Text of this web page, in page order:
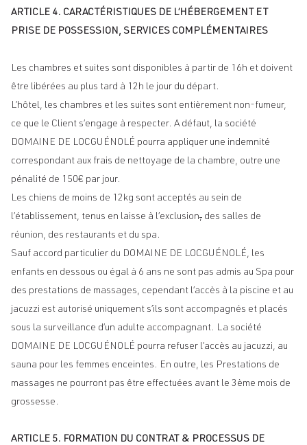
ARTICLE 4. CARACTÉRISTIQUES DE L’HÉBERGEMENT ET
PRISE DE POSSESSION, SERVICES COMPLÉMENTAIRES
Les chambres et suites sont disponibles à partir de 16h et doivent
être libérées au plus tard à 12h le jour du départ.
L’hôtel, les chambres et les suites sont entièrement non-fumeur,
ce que le Client s’engage à respecter. A défaut, la société
DOMAINE DE LOCGUÉNOLÉ pourra appliquer une indemnité
correspondant aux frais de nettoyage de la chambre, outre une
pénalité de 150€ par jour.
Les chiens de moins de 12kg sont acceptés au sein de
l’établissement, tenus en laisse à l’exclusion, des salles de
réunion, des restaurants et du spa.
Sauf accord particulier du DOMAINE DE LOCGUÉNOLÉ, les
enfants en dessous ou égal à 6 ans ne sont pas admis au Spa pour
des prestations de massages, cependant l’accès à la piscine et au
jacuzzi est autorisé uniquement s’ils sont accompagnés et placés
sous la surveillance d’un adulte accompagnant. La société
DOMAINE DE LOCGUÉNOLÉ pourra refuser l’accès au jacuzzi, au
sauna pour les femmes enceintes. En outre, les Prestations de
massages ne pourront pas être effectuées avant le 3ème mois de
grossesse.
ARTICLE 5. FORMATION DU CONTRAT & PROCESSUS DE